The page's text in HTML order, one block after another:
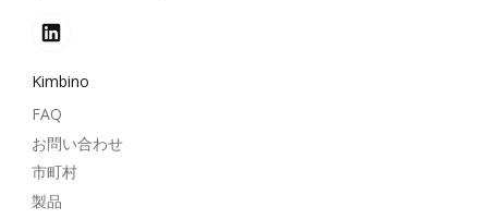
Kimbino
FAQ
お問い合わせ
市町村
製品